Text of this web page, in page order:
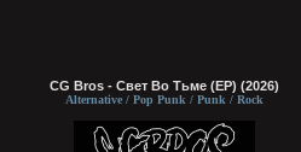
CG Bros - Свет Во Тьме (EP) (2026)
Alternative / Pop Punk / Punk / Rock